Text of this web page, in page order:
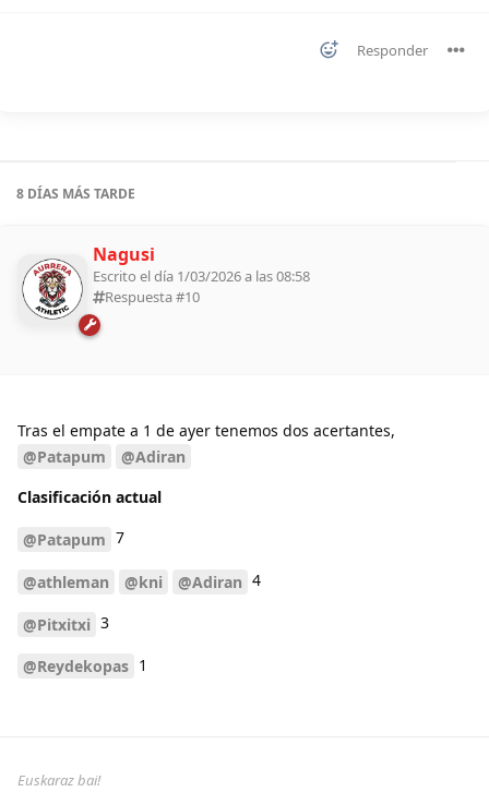
Responder
8 DÍAS MÁS TARDE
Nagusi
Escrito el día 1/03/2026 a las 08:58
Respuesta #10
Tras el empate a 1 de ayer tenemos dos acertantes,
@Patapum
@Adiran
Clasificación actual
@Patapum 7
@athleman @kni @Adiran 4
@Pitxitxi 3
@Reydekopas 1
Euskaraz bai!